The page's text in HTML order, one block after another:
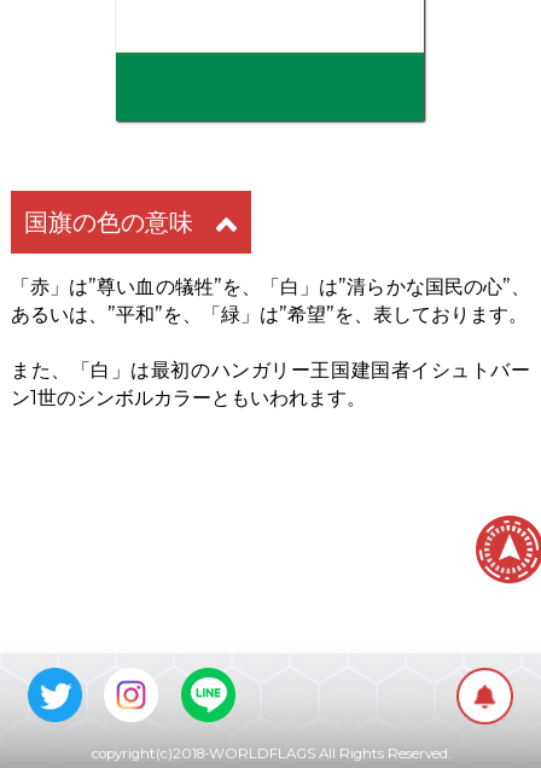
国旗の色の意味
「赤」は”尊い血の犠牲”を、「白」は”清らかな国民の心”、
あるいは、”平和”を、「緑」は”希望”を、表しております。
また、「白」は最初のハンガリー王国建国者イシュトバー
ン1世のシンボルカラーともいわれます。
copyright(c)2018-WORLDFLAGS All Rights Reserved.